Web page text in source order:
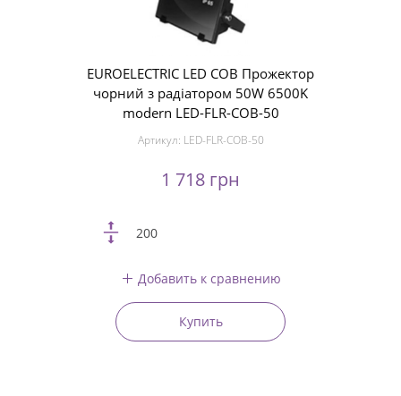
EUROELECTRIC LED COB Прожектор
чорний з радіатором 50W 6500K
modern LED-FLR-COB-50
Артикул: LED-FLR-COB-50
1 718 грн
200
Добавить к сравнению
Купить